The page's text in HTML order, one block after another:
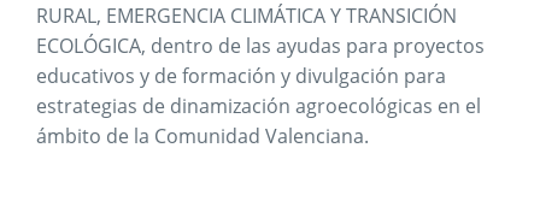
RURAL, EMERGENCIA CLIMÁTICA Y TRANSICIÓN
ECOLÓGICA, dentro de las ayudas para proyectos
educativos y de formación y divulgación para
estrategias de dinamización agroecológicas en el
ámbito de la Comunidad Valenciana.